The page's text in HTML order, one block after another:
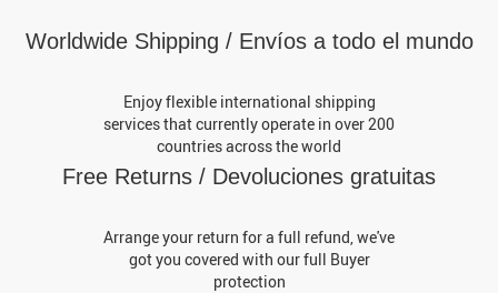
Worldwide Shipping / Envíos a todo el mundo
Enjoy flexible international shipping
services that currently operate in over 200
countries across the world
Free Returns / Devoluciones gratuitas
Arrange your return for a full refund, we've
got you covered with our full Buyer
protection